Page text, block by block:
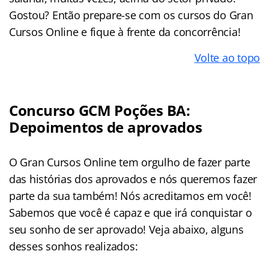
Gostou? Então prepare-se com os cursos do Gran
Cursos Online e fique à frente da concorrência!
Volte ao topo
Concurso GCM Poções BA:
Depoimentos de aprovados
O Gran Cursos Online tem orgulho de fazer parte
das histórias dos aprovados e nós queremos fazer
parte da sua também! Nós acreditamos em você!
Sabemos que você é capaz e que irá conquistar o
seu sonho de ser aprovado! Veja abaixo, alguns
desses sonhos realizados: